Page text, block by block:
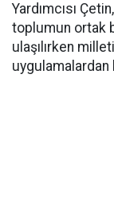
Yardımcısı
toplumun ortak
ulaşılırken
uygulamalardan